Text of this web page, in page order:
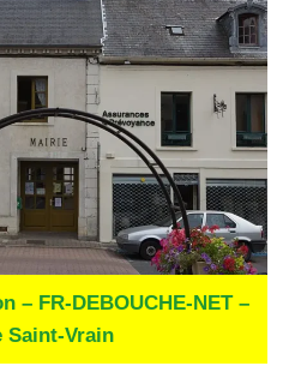
– FR-DEBOUCHE-NET –
Saint-Vrain